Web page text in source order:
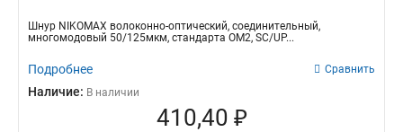
Шнур NIKOMAX волоконно-оптический, соединительный,
многомодовый 50/125мкм, стандарта ОМ2, SC/UP...
Подробнее Сравнить
Наличие: В наличии
410,40 ₽